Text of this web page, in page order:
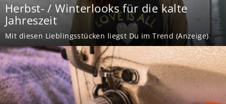
Herbst- / Winterlooks für die kalte
Jahreszeit
Mit diesen Lieblingsstücken liegst Du im Trend (Anzeige)